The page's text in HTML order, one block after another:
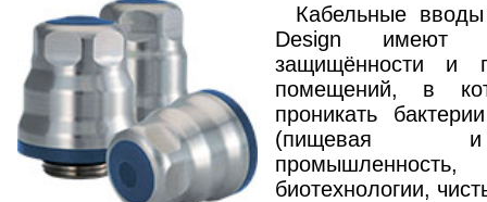
Кабельные
Design имеют
защищённости и
помещений, в
проникать
(пищевая и
биотехнологии,